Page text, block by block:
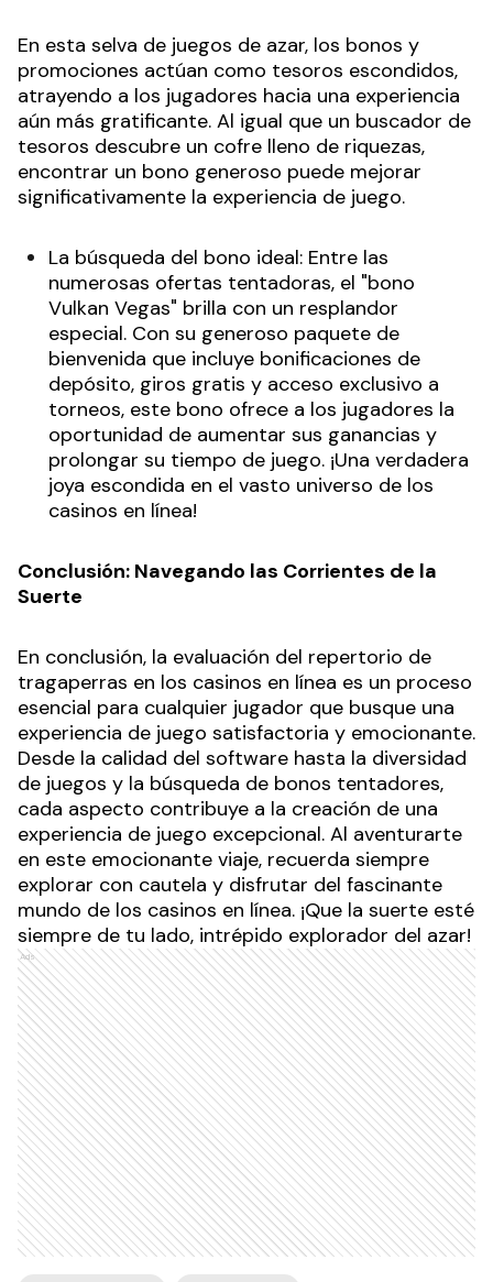
En esta selva de juegos de azar, los bonos y
promociones actúan como tesoros escondidos,
atrayendo a los jugadores hacia una experiencia
aún más gratificante. Al igual que un buscador de
tesoros descubre un cofre lleno de riquezas,
encontrar un bono generoso puede mejorar
significativamente la experiencia de juego.
La búsqueda del bono ideal: Entre las
numerosas ofertas tentadoras, el "bono
Vulkan Vegas" brilla con un resplandor
especial. Con su generoso paquete de
bienvenida que incluye bonificaciones de
depósito, giros gratis y acceso exclusivo a
torneos, este bono ofrece a los jugadores la
oportunidad de aumentar sus ganancias y
prolongar su tiempo de juego. ¡Una verdadera
joya escondida en el vasto universo de los
casinos en línea!
Conclusión: Navegando las Corrientes de la
Suerte
En conclusión, la evaluación del repertorio de
tragaperras en los casinos en línea es un proceso
esencial para cualquier jugador que busque una
experiencia de juego satisfactoria y emocionante.
Desde la calidad del software hasta la diversidad
de juegos y la búsqueda de bonos tentadores,
cada aspecto contribuye a la creación de una
experiencia de juego excepcional. Al aventurarte
en este emocionante viaje, recuerda siempre
explorar con cautela y disfrutar del fascinante
mundo de los casinos en línea. ¡Que la suerte esté
siempre de tu lado, intrépido explorador del azar!
Ads